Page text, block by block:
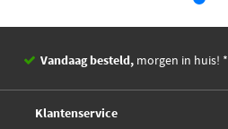
Vandaag besteld, morgen in huis! *
Klantenservice